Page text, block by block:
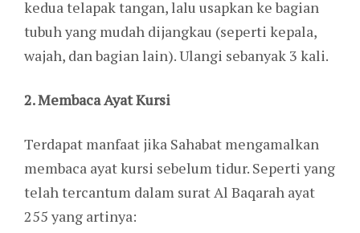
kedua telapak tangan, lalu usapkan ke bagian
tubuh yang mudah dijangkau (seperti kepala,
wajah, dan bagian lain). Ulangi sebanyak 3 kali.
2. Membaca Ayat Kursi
Terdapat manfaat jika Sahabat mengamalkan
membaca ayat kursi sebelum tidur. Seperti yang
telah tercantum dalam surat Al Baqarah ayat
255 yang artinya: